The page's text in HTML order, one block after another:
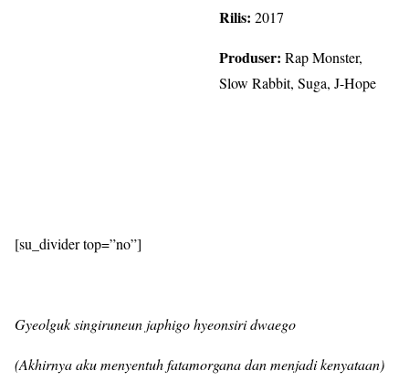
Rilis: 2017
Produser: Rap Monster,
Slow Rabbit, Suga, J-Hope
[su_divider top=”no”]
Gyeolguk singiruneun japhigo hyeonsiri dwaego
(Akhirnya aku menyentuh fatamorgana dan menjadi kenyataan)